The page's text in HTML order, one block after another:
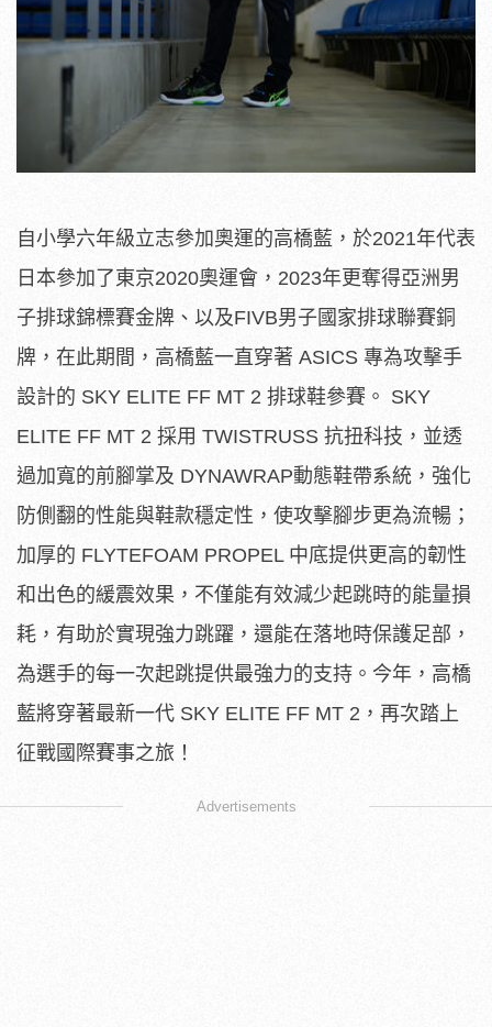
自小學六年級立志參加奧運的高橋藍，於2021年代表
日本參加了東京2020奧運會，2023年更奪得亞洲男
子排球錦標賽金牌、以及FIVB男子國家排球聯賽銅
牌，在此期間，高橋藍一直穿著 ASICS 專為攻擊手
設計的 SKY ELITE FF MT 2 排球鞋參賽。 SKY
ELITE FF MT 2 採用 TWISTRUSS 抗扭科技，並透
過加寬的前腳掌及 DYNAWRAP動態鞋帶系統，強化
防側翻的性能與鞋款穩定性，使攻擊腳步更為流暢；
加厚的 FLYTEFOAM PROPEL 中底提供更高的韌性
和出色的緩震效果，不僅能有效減少起跳時的能量損
耗，有助於實現強力跳躍，還能在落地時保護足部，
為選手的每一次起跳提供最強力的支持。今年，高橋
藍將穿著最新一代 SKY ELITE FF MT 2，再次踏上
征戰國際賽事之旅！
Advertisements